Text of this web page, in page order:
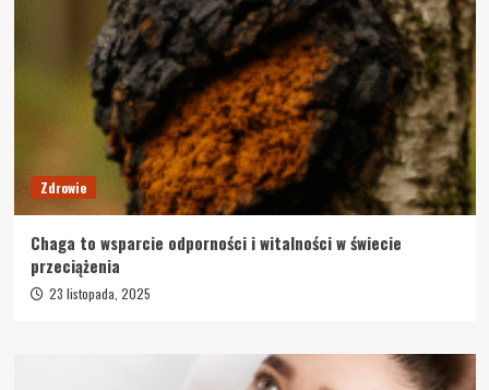
Zdrowie
Chaga to wsparcie odporności i witalności w świecie
przeciążenia
23 listopada, 2025